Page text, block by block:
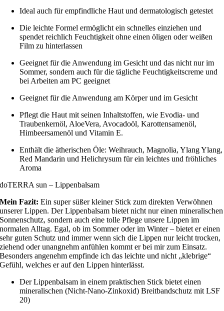
Ideal auch für empfindliche Haut und dermatologisch getestet
Die leichte Formel ermöglicht ein schnelles einziehen und
spendet reichlich Feuchtigkeit ohne einen öligen oder weißen
Film zu hinterlassen
Geeignet für die Anwendung im Gesicht und das nicht nur im
Sommer, sondern auch für die tägliche Feuchtigkeitscreme und
bei Arbeiten am PC geeignet
Geeignet für die Anwendung am Körper und im Gesicht
Pflegt die Haut mit seinen Inhaltstoffen, wie Evodia- und
Traubenkernöl, AloeVera, Avocadoöl, Karottensamenöl,
Himbeersamenöl und Vitamin E.
Enthält die ätherischen Öle: Weihrauch, Magnolia, Ylang Ylang,
Red Mandarin und Helichrysum für ein leichtes und fröhliches
Aroma
doTERRA sun – Lippenbalsam
Mein Fazit: Ein super süßer kleiner Stick zum direkten Verwöhnen
unserer Lippen. Der Lippenbalsam bietet nicht nur einen mineralischen
Sonnenschutz, sondern auch eine tolle Pflege unsere Lippen im
normalen Alltag. Egal, ob im Sommer oder im Winter – bietet er einen
sehr guten Schutz und immer wenn sich die Lippen nur leicht trocken,
ziehend oder unangnehm anfühlen kommt er bei mir zum Einsatz.
Besonders angenehm empfinde ich das leichte und nicht „klebrige“
Gefühl, welches er auf den Lippen hinterlässt.
Der Lippenbalsam in einem praktischen Stick bietet einen
mineralischen (Nicht-Nano-Zinkoxid) Breitbandschutz mit LSF
20)